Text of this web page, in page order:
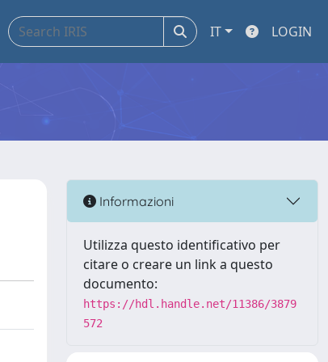
IT LOGIN
Informazioni
Utilizza questo identificativo per
citare o creare un link a questo
documento:
https://hdl.handle.net/11386/3879
572